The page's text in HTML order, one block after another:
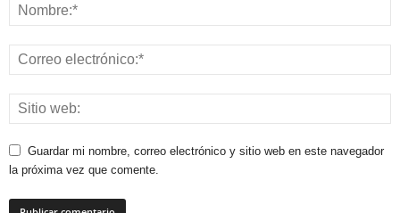
Guardar mi nombre, correo electrónico y sitio web en este navegador
la próxima vez que comente.